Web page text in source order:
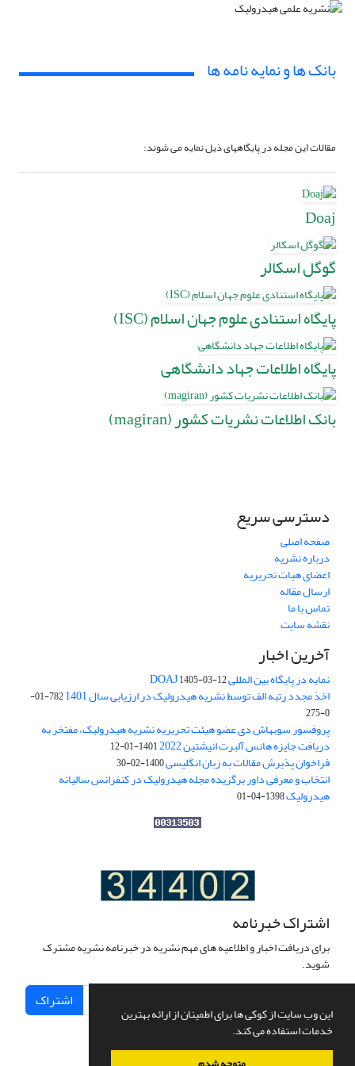
این وب سایت از کوکی ها برای اطمینان از ارائه بهترین
خدمات استفاده می کند.
بانک ها و نمایه نامه ها
مقالات این مجله در پایگاههای ذیل نمایه می شوند:
Doaj
گوگل اسکالر
پایگاه استنادی علوم جهان اسلام (ISC)
پایگاه اطلاعات جهاد دانشگاهی
بانک اطلاعات نشریات کشور (magiran)
دسترسی سریع
صفحه اصلی
درباره نشریه
اعضای هیات تحریریه
ارسال مقاله
تماس با ما
نقشه سایت
آخرین اخبار
نمایه در پایگاه بین المللی DOAJ1405-03-12
اخذ مجدد رتبه الف توسط نشریه هیدرولیک در ارزیابی سال 1401
782-01-
0-275
پروفسور سوبهاش دی عضو هیئت تحریریه نشریه هیدرولیک، مفتخر به
دریافت جایزه هانس آلبرت انیشتین 2022 1401-01-12
فراخوان پذیرش مقالات به زبان انگلیسی1400-02-30
انتخاب و معرفی داور برگزیده مجله هیدرولیک در کنفرانس سالیانه
هیدرولیک1398-04-01
اشتراک خبرنامه
برای دریافت اخبار و اطلاعیه های مهم نشریه در خبرنامه نشریه مشترک
شوید.
اشتراک